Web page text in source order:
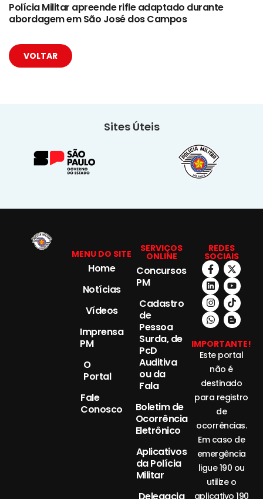
Polícia Militar apreende rifle adaptado durante
abordagem em São José dos Campos
VOLTAR
Sites Úteis
MENU DO SITE
Home
Notícias
Vídeos
Imprensa
PM
O
Portal
Fale
Conosco
SERVIÇOS
ONLINE
Concursos
PM
Cadastro
de
Pessoa
Surda, de
PcD
Auditiva
ou da
Fala
Boletim de
Ocorrência
Eletrônico
Aplicativos
da Polícia
Militar
REDES
SOCIAIS
IMPORTANTE!
Este portal
não é
destinado
para registro
de
ocorrências.
Em caso de
emergência
ligue 190 ou
utilize o
aplicativo 190